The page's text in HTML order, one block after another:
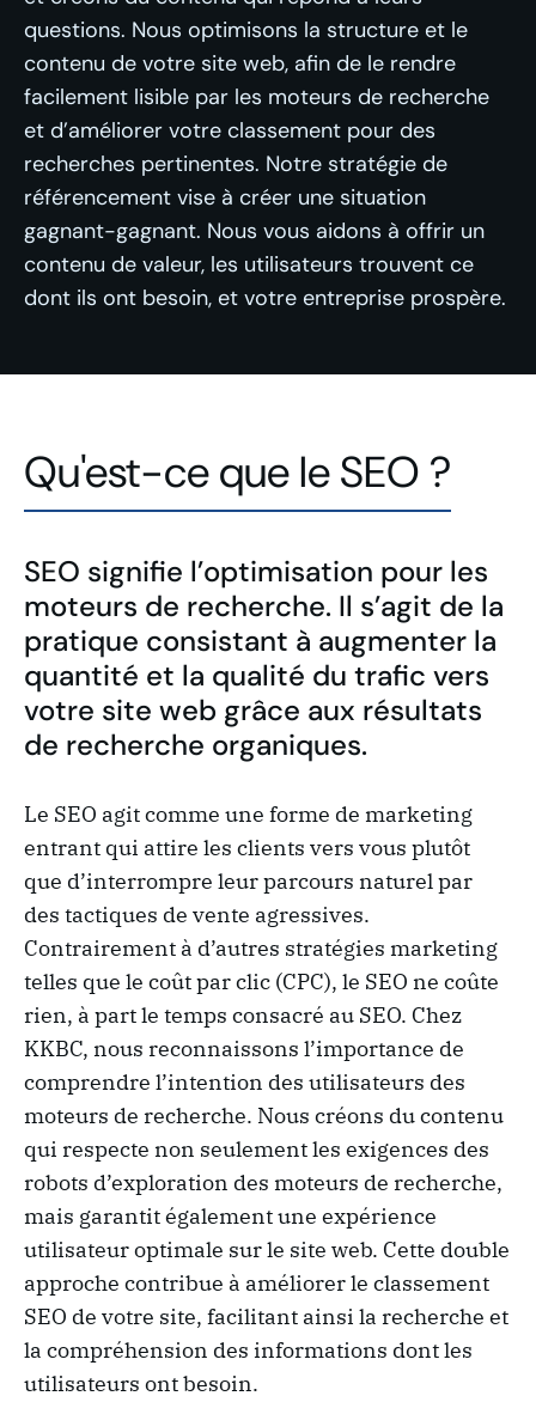
questions. Nous optimisons la structure et le
contenu de votre site web, afin de le rendre
facilement lisible par les moteurs de recherche
et d’améliorer votre classement pour des
recherches pertinentes. Notre stratégie de
référencement vise à créer une situation
gagnant-gagnant. Nous vous aidons à offrir un
contenu de valeur, les utilisateurs trouvent ce
dont ils ont besoin, et votre entreprise prospère.
Qu'est-ce que le SEO ?
SEO signifie l’optimisation pour les
moteurs de recherche. Il s’agit de la
pratique consistant à augmenter la
quantité et la qualité du trafic vers
votre site web grâce aux résultats
de recherche organiques.
Le SEO agit comme une forme de marketing
entrant qui attire les clients vers vous plutôt
que d’interrompre leur parcours naturel par
des tactiques de vente agressives.
Contrairement à d’autres stratégies marketing
telles que le coût par clic (CPC), le SEO ne coûte
rien, à part le temps consacré au SEO. Chez
KKBC, nous reconnaissons l’importance de
comprendre l’intention des utilisateurs des
moteurs de recherche. Nous créons du contenu
qui respecte non seulement les exigences des
robots d’exploration des moteurs de recherche,
mais garantit également une expérience
utilisateur optimale sur le site web. Cette double
approche contribue à améliorer le classement
SEO de votre site, facilitant ainsi la recherche et
la compréhension des informations dont les
utilisateurs ont besoin.